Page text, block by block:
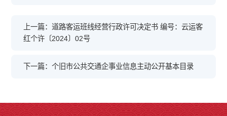
上一篇：道路客运班线经营行政许可决定书 编号：云运客
红个许〔2024〕02号
下一篇：个旧市公共交通企事业信息主动公开基本目录